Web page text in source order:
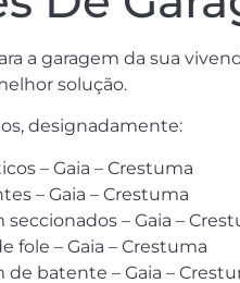
a garagem da sua
solução.
designadamente:
– Gaia – Crestuma
– Gaia – Crestuma
– Gaia –
– Gaia – Crestuma
batente – Gaia –